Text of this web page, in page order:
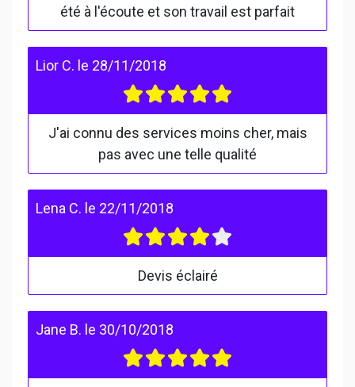
été à l'écoute et son travail est parfait
Lior C. le 28/11/2018
J'ai connu des services moins cher, mais
pas avec une telle qualité
Lena C. le 22/11/2018
Devis éclairé
Jane B. le 30/10/2018